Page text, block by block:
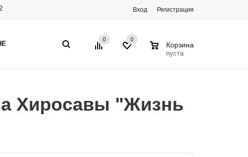
Вход Регистрация
0 0
Корзина
пуста
Хиросавы "Жизнь